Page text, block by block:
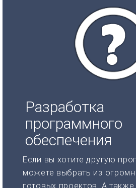
Разработка
программного
обеспечения
Если вы хотите другую
можете выбрать из
готовых проектов. А также